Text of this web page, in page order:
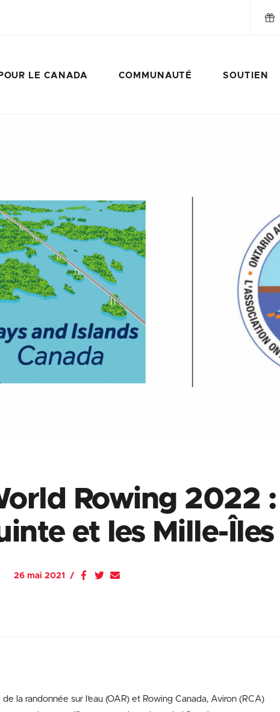
LE CANADA COMMUNAUTÉ SOUTIEN
Rowing 2022 :
et les Mille-Îles
26 mai 2021
la randonnée sur l’eau (OAR) et Rowing Canada, Aviron (RCA)